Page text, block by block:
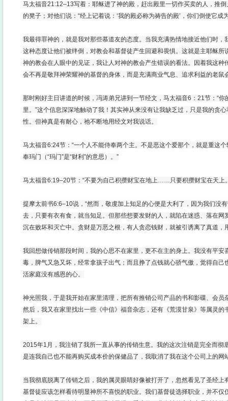
马太福音21:12–13写着：耶稣进了神的殿，赶出殿里一切作买卖的人，推
的凳子；对他们说：“经上记着说：‘我的殿必称为祷告的殿’，你们倒使它成
我最得罪神的，就是我对那些慕道友的态度。当我充满热情地接近他们时，
这种态度让他们被绊倒，对教会和基督徒产生回避和畏惧。这就是主耶稣所
神的教会在人眼中的见证，我让人对神的教会产生错误的看法。因着我这种
会不再是敬拜神荣耀神的基督的身体，而是充满商业气息、追求利益的老鼠
那时刚好主日讲道的时候，冯涛弟兄讲到一节经文，马太福音6：21节：“
里。”这个信息深深地触动了我！其实神从来没有让我缺乏过，只是我的贪
性。但神真是有耐心，祂不断地用经文对我说话。
马太福音6:24节：“一个人不能侍奉两个主。不是恶这个爱那个，就是重这
奉玛门（“玛门”是“财利”的意思）。”
马太福音6:19–20节：“不要为自己积攒财宝在地上……只要积攒财宝在天上
提摩太前书6:6–10说，“然而，敬虔加上知足的心便是大利了，因为我们没
去，只要有衣有食，就当知足。但那些想要发财的人，就陷在迷惑、落在网
沉在败坏和灭亡中。贪财是万恶之根，有人贪恋钱财，就被引诱离了真道，
我回想做传销那段时间，我的心思不在家里，更不在主的身上。我没有平安
毒，脾气又急又坏，经常拿孩子出气；而且挣了点钱就心骄气傲，觉得自己
活家庭没有感恩的心。
神光照我，于是我开始在家里清理，把所有推销公司产品的书和影碟、会员
然后，我又在家里找出一些《中信》福音杂志，还有《荒漠甘泉》等属灵的
架上。
2015年1月，我注销了我所一直从事的传销生意。我的这次注销是完全而彻
是连我自己也不能再购买成本价的保健品了，我取消了我在这个公司上的网
当我彻底脱离了传销之后，我的属灵眼睛好像被打开了，忽然看见了圣经上
基督徒应该怎样看待明显神所不喜悦的职业。我们基督徒选择职业，并不仅